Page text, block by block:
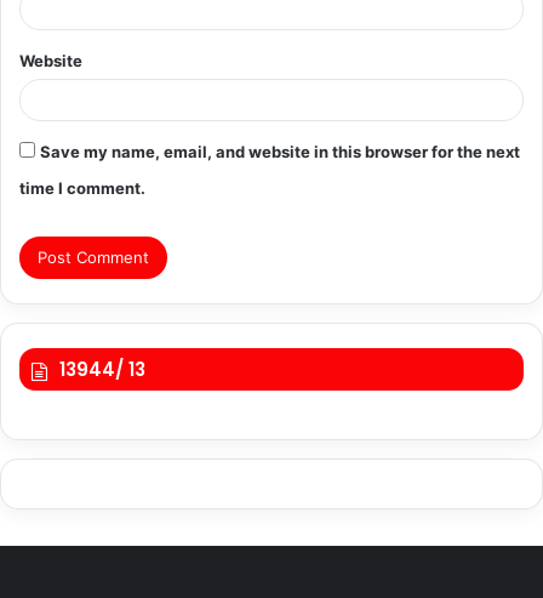
Website
Save my name, email, and website in this browser for the next
time I comment.
13944/ 13